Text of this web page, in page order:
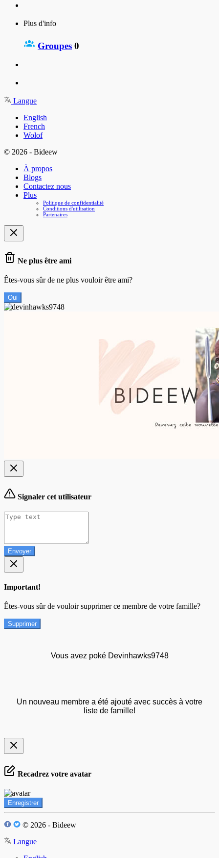
Plus d'info
Groupes 0
Langue
English
French
Wolof
© 2026 - Bideew
À propos
Blogs
Contactez nous
Plus
Politique de confidentialité
Conditions d'utilisation
Partenaires
Ne plus être ami
Êtes-vous sûr de ne plus vouloir être ami?
Oui
Signaler cet utilisateur
Envoyer
Important!
Êtes-vous sûr de vouloir supprimer ce membre de votre famille?
Supprimer
Vous avez poké Devinhawks9748
Un nouveau membre a été ajouté avec succès à votre
liste de famille!
Recadrez votre avatar
Enregistrer
© 2026 - Bideew
Langue